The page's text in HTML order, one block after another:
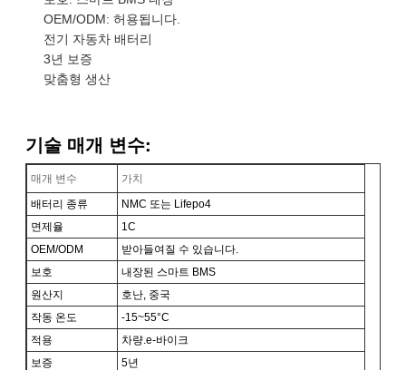
OEM/ODM: 허용됩니다.
전기 자동차 배터리
3년 보증
맞춤형 생산
기술 매개 변수:
매개 변수
가치
배터리 종류
NMC 또는 Lifepo4
면제율
1C
OEM/ODM
받아들여질 수 있습니다.
보호
내장된 스마트 BMS
원산지
호난, 중국
작동 온도
-15~55°C
적용
차량.e-바이크
보증
5년